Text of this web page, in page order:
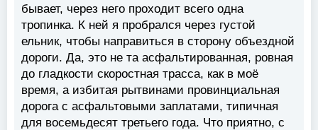
бывает, через него проходит всего одна
тропинка. К ней я пробрался через густой
ельник, чтобы направиться в сторону объездной
дороги. Да, это не та асфальтированная, ровная
до гладкости скоростная трасса, как в моё
время, а избитая рытвинами провинциальная
дорога с асфальтовыми заплатами, типичная
для восемьдесят третьего года. Что приятно, с